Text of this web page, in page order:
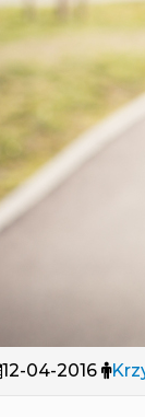
12-04-2016